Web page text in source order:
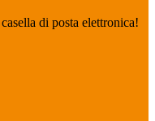
di posta elettronica!